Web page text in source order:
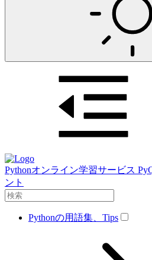
Pythonオンライン学習サービス
ント
Pythonの用語集、Tips